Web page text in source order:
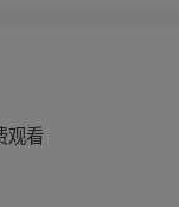
观看